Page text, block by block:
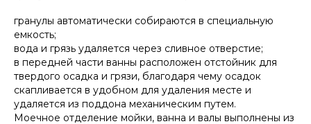
гранулы автоматически собираются в специальную
емкость;
вода и грязь удаляется через сливное отверстие;
в передней части ванны расположен отстойник для
твердого осадка и грязи, благодаря чему осадок
скапливается в удобном для удаления месте и
удаляется из поддона механическим путем.
Моечное отделение мойки, ванна и валы выполнены из